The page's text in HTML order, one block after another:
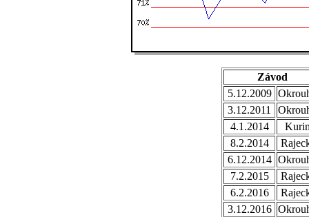
Závod
5.12.2009
3.12.2011
4.1.2014
8.2.2014
6.12.2014
7.2.2015
6.2.2016
3.12.2016